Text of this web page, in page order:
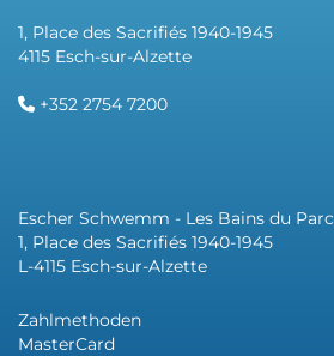
1, Place des Sacrifiés 1940-1945
4115 Esch-sur-Alzette
+352 2754 7200
Escher Schwemm - Les Bains du Parc
1, Place des Sacrifiés 1940-1945
L-4115 Esch-sur-Alzette
Zahlmethoden
MasterCard